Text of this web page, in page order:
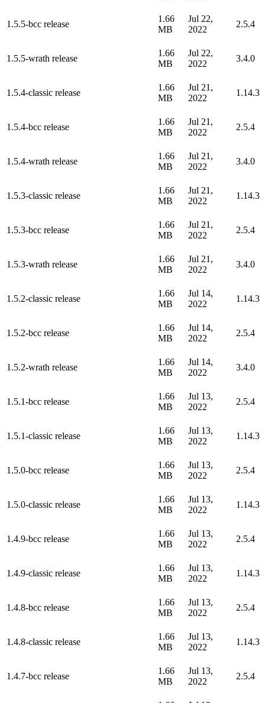
1.5.5-bcc release
1.66
MB
Jul 22,
2022
2.5.4
1.5.5-wrath release
1.66
MB
Jul 22,
2022
3.4.0
1.5.4-classic release
1.66
MB
Jul 21,
2022
1.14.3
1.5.4-bcc release
1.66
MB
Jul 21,
2022
2.5.4
1.5.4-wrath release
1.66
MB
Jul 21,
2022
3.4.0
1.5.3-classic release
1.66
MB
Jul 21,
2022
1.14.3
1.5.3-bcc release
1.66
MB
Jul 21,
2022
2.5.4
1.5.3-wrath release
1.66
MB
Jul 21,
2022
3.4.0
1.5.2-classic release
1.66
MB
Jul 14,
2022
1.14.3
1.5.2-bcc release
1.66
MB
Jul 14,
2022
2.5.4
1.5.2-wrath release
1.66
MB
Jul 14,
2022
3.4.0
1.5.1-bcc release
1.66
MB
Jul 13,
2022
2.5.4
1.5.1-classic release
1.66
MB
Jul 13,
2022
1.14.3
1.5.0-bcc release
1.66
MB
Jul 13,
2022
2.5.4
1.5.0-classic release
1.66
MB
Jul 13,
2022
1.14.3
1.4.9-bcc release
1.66
MB
Jul 13,
2022
2.5.4
1.4.9-classic release
1.66
MB
Jul 13,
2022
1.14.3
1.4.8-bcc release
1.66
MB
Jul 13,
2022
2.5.4
1.4.8-classic release
1.66
MB
Jul 13,
2022
1.14.3
1.4.7-bcc release
1.66
MB
Jul 13,
2022
2.5.4